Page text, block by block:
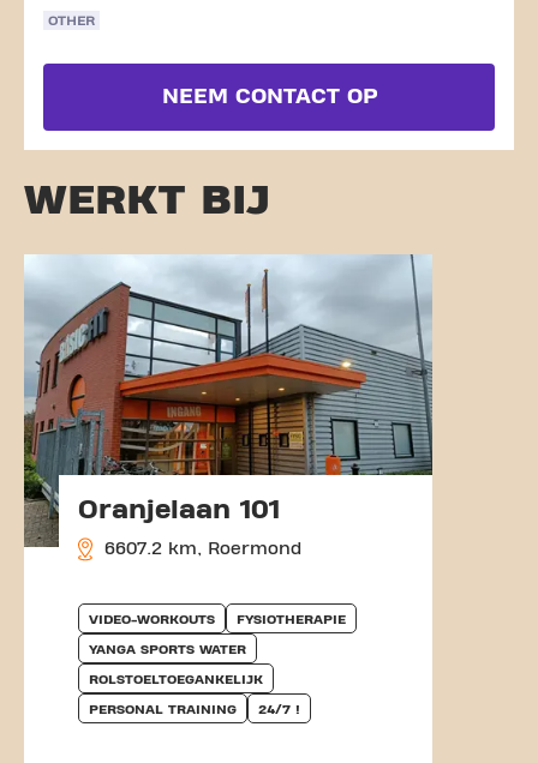
OTHER
NEEM CONTACT OP
WERKT BIJ
Oranjelaan 101
6607.2 km, Roermond
VIDEO-WORKOUTS FYSIOTHERAPIE
YANGA SPORTS WATER
ROLSTOELTOEGANKELIJK
PERSONAL TRAINING 24/7 !